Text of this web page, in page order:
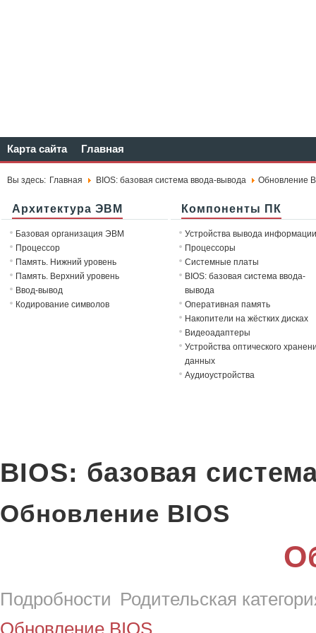
Карта сайта Главная
Вы здесь: Главная BIOS: базовая система ввода-вывода Обновление
Архитектура ЭВМ
Базовая организация ЭВМ
Процессор
Память. Нижний уровень
Память. Верхний уровень
Ввод-вывод
Кодирование символов
Компоненты ПК
Устройства вывода информации
Процессоры
Системные платы
BIOS: базовая система ввода-
вывода
Оперативная память
Накопители на жёстких дисках
Видеоадаптеры
Устройства оптического
данных
Аудиоустройства
BIOS: базовая
Обновление BIOS
Подробности Родительская
Обновление BIOS